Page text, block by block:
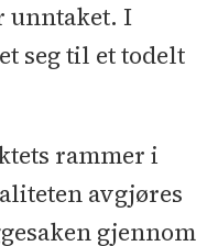
unntaket. I
seg til et todelt
rammer i
avgjøres
gjennom